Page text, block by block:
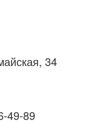
34
49-89